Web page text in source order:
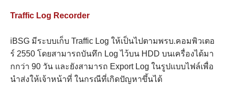
Traffic Log Recorder
iBSG มีระบบเก็บ Traffic Log ให้เป็นไปตามพรบ.คอมพิวเตอ
ร์ 2550 โดยสามารถบันทึก Log ไว้บน HDD บนเครื่องได้มา
กกว่า 90 วัน และยังสามารถ Export Log ในรูปแบบไฟล์เพื่อ
นำส่งให้เจ้าหน้าที่ ในกรณีที่เกิดปัญหาขึ้นได้